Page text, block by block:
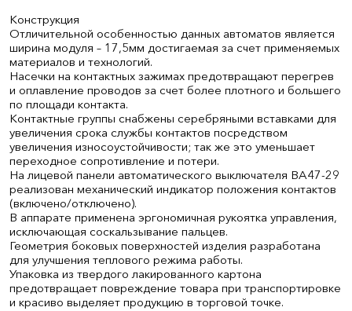
Конструкция
Отличительной особенностью данных автоматов является
ширина модуля – 17,5мм достигаемая за счет применяемых
материалов и технологий.
Насечки на контактных зажимах предотвращают перегрев
и оплавление проводов за счет более плотного и большего
по площади контакта.
Контактные группы снабжены серебряными вставками для
увеличения срока службы контактов посредством
увеличения износоустойчивости; так же это уменьшает
переходное сопротивление и потери.
На лицевой панели автоматического выключателя ВА47-29
реализован механический индикатор положения контактов
(включено/отключено).
В аппарате применена эргономичная рукоятка управления,
исключающая соскальзывание пальцев.
Геометрия боковых поверхностей изделия разработана
для улучшения теплового режима работы.
Упаковка из твердого лакированного картона
предотвращает повреждение товара при транспортировке
и красиво выделяет продукцию в торговой точке.